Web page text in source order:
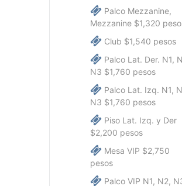
Palco Mezzanine,
Mezzanine $1,320
Club $1,540 pesos
Palco Lat. Der. N1,
N3 $1,760 pesos
Palco Lat. Izq. N1,
N3 $1,760 pesos
Piso Lat. Izq. y Der
$2,200 pesos
Mesa VIP $2,750
pesos
Palco VIP N1, N2,